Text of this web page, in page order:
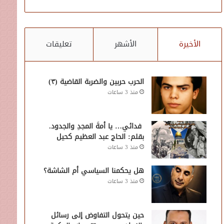
الأخيرة الأشهر تعليقات
الحرب حربين والضربة القاضية (٣)
منذ 3 ساعات
فدائي… يا أمةَ المجدِ والجدود.
بقلم: الحاج عبد العظيم كحيل
منذ 3 ساعات
هل يحكمنا السياسي أم الشاشة؟
منذ 3 ساعات
حين يتحول التفاوض إلى رسائل